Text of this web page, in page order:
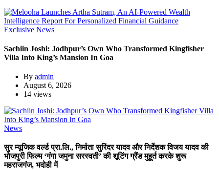
Exclusive News
Sachiin Joshi: Jodhpur’s Own Who Transformed Kingfisher
Villa Into King’s Mansion In Goa
By admin
August 6, 2026
14 views
News
सुर म्यूजिक वर्ल्ड प्रा.लि., निर्माता सुरिंदर यादव और निर्देशक विजय यादव की
भोजपुरी फिल्म ‘गंगा जमुना सरस्वती’ की शूटिंग ग्रैंड मुहूर्त करके शुरू
महराजगंज, भदोही में